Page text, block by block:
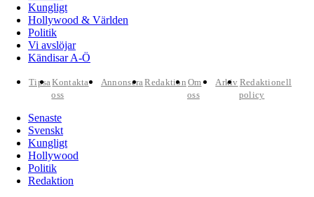
Kungligt
Hollywood & Världen
Politik
Vi avslöjar
Kändisar A-Ö
TipsaKontakta
oss
AnnonseraRedaktion Om
oss
Arkiv Redaktionell
policy
Senaste
Svenskt
Kungligt
Hollywood
Politik
Redaktion